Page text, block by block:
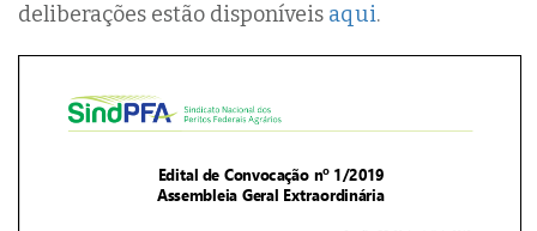
deliberações estão disponíveis aqui.